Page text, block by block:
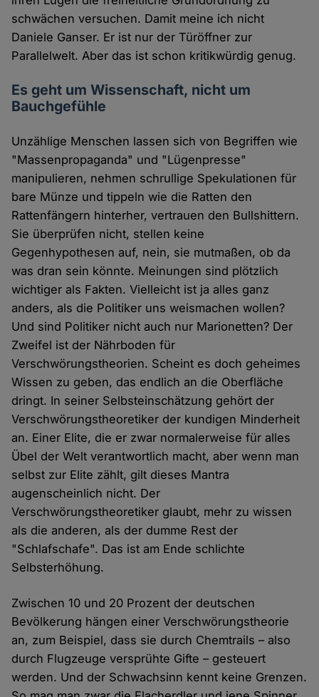
schwächen versuchen. Damit meine ich nicht
Daniele Ganser. Er ist nur der Türöffner zur
Parallelwelt. Aber das ist schon kritikwürdig genug.
Es geht um Wissenschaft, nicht um
Bauchgefühle
Unzählige Menschen lassen sich von Begriffen wie
"Massenpropaganda" und "Lügenpresse"
manipulieren, nehmen schrullige Spekulationen für
bare Münze und tippeln wie die Ratten den
Rattenfängern hinterher, vertrauen den Bullshittern.
Sie überprüfen nicht, stellen keine
Gegenhypothesen auf, nein, sie mutmaßen, ob da
was dran sein könnte. Meinungen sind plötzlich
wichtiger als Fakten. Vielleicht ist ja alles ganz
anders, als die Politiker uns weismachen wollen?
Und sind Politiker nicht auch nur Marionetten? Der
Zweifel ist der Nährboden für
Verschwörungstheorien. Scheint es doch geheimes
Wissen zu geben, das endlich an die Oberfläche
dringt. In seiner Selbsteinschätzung gehört der
Verschwörungstheoretiker der kundigen Minderheit
an. Einer Elite, die er zwar normalerweise für alles
Übel der Welt verantwortlich macht, aber wenn man
selbst zur Elite zählt, gilt dieses Mantra
augenscheinlich nicht. Der
Verschwörungstheoretiker glaubt, mehr zu wissen
als die anderen, als der dumme Rest der
"Schlafschafe". Das ist am Ende schlichte
Selbsterhöhung.
Zwischen 10 und 20 Prozent der deutschen
Bevölkerung hängen einer Verschwörungstheorie
an, zum Beispiel, dass sie durch Chemtrails – also
durch Flugzeuge versprühte Gifte – gesteuert
werden. Und der Schwachsinn kennt keine Grenzen.